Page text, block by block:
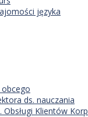
języka
ds. nauczania
Obsługi Klientów